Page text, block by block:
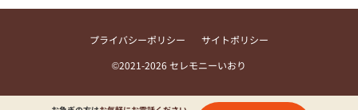
プライバシーポリシー
サイトポリシー
©2021-2026 セレモニーいおり